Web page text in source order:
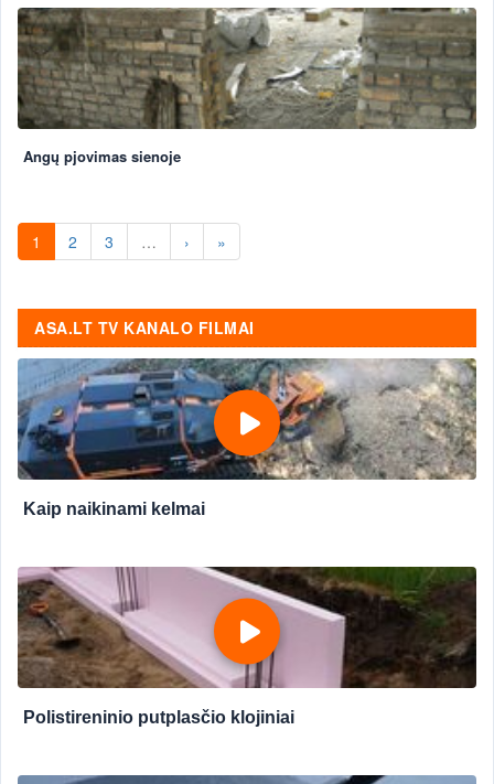
Angų pjovimas sienoje
1 2 3 … › »
ASA.LT TV KANALO FILMAI
Kaip naikinami kelmai
Polistireninio putplasčio klojiniai